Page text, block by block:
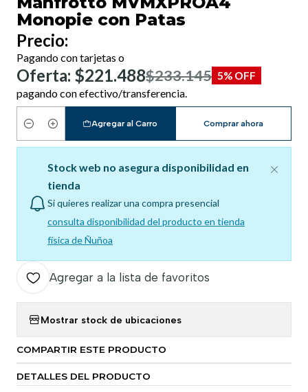
Monopie con Patas
Precio:
Pagando con tarjetas o
Oferta: $221.488$233.145 5% OFF
pagando con efectivo/transferencia.
Cantidad
Agregar al Carro Comprar ahora
Stock web no asegura disponibilidad en
tienda
Si quieres realizar una compra presencial
consulta disponibilidad del producto en tienda
física de Ñuñoa
Agregar a la lista de favoritos
Mostrar stock de ubicaciones
COMPARTIR ESTE PRODUCTO
DETALLES DEL PRODUCTO